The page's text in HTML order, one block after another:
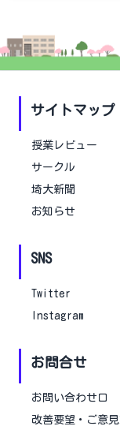
サイトマップ
授業レビュー
サークル
埼大新聞
お知らせ
SNS
Twitter
Instagram
お問合せ
お問い合わせ口
改善要望・ご意